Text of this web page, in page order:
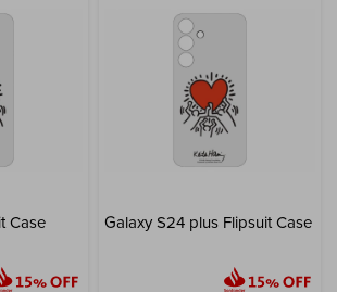
Case Galaxy S24 plus Flipsuit Case